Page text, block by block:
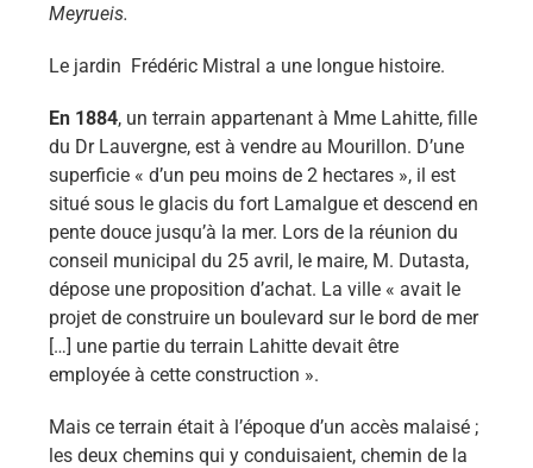
Meyrueis.
Le jardin Frédéric Mistral a une longue histoire.
En 1884, un terrain appartenant à Mme Lahitte, fille
du Dr Lauvergne, est à vendre au Mourillon. D’une
superficie « d’un peu moins de 2 hectares », il est
situé sous le glacis du fort Lamalgue et descend en
pente douce jusqu’à la mer. Lors de la réunion du
conseil municipal du 25 avril, le maire, M. Dutasta,
dépose une proposition d’achat. La ville « avait le
projet de construire un boulevard sur le bord de mer
[…] une partie du terrain Lahitte devait être
employée à cette construction ».
Mais ce terrain était à l’époque d’un accès malaisé ;
les deux chemins qui y conduisaient, chemin de la